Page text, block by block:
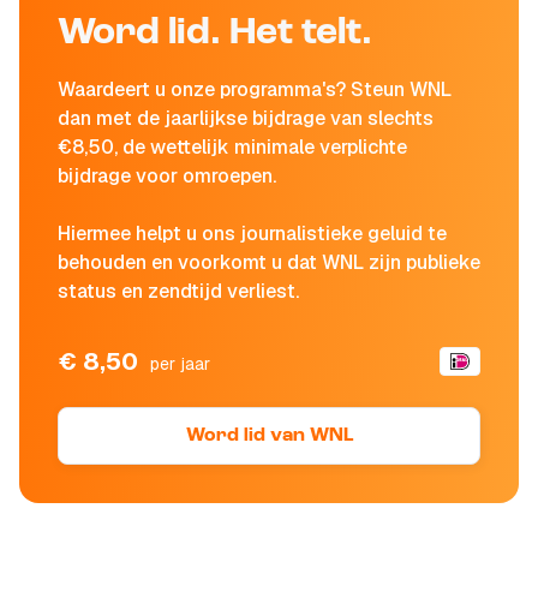
Word lid. Het telt.
Waardeert u onze programma's? Steun WNL
dan met de jaarlijkse bijdrage van slechts
€8,50, de wettelijk minimale verplichte
bijdrage voor omroepen.
Hiermee helpt u ons journalistieke geluid te
behouden en voorkomt u dat WNL zijn publieke
status en zendtijd verliest.
€ 8,50 per jaar
Word lid van WNL